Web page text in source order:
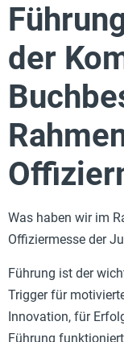
der
Was haben wir im
Offiziermesse der
Führung ist der
Trigger für
Innovation, für
Führung